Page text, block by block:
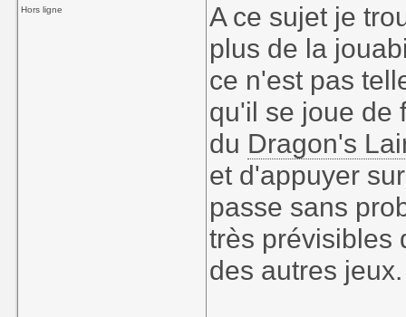
Hors ligne
A ce sujet je
plus de la
ce n'est pas
qu'il se joue de
du Dragon's
et d'appuyer
passe sans
très prévisibles
des autres jeux.